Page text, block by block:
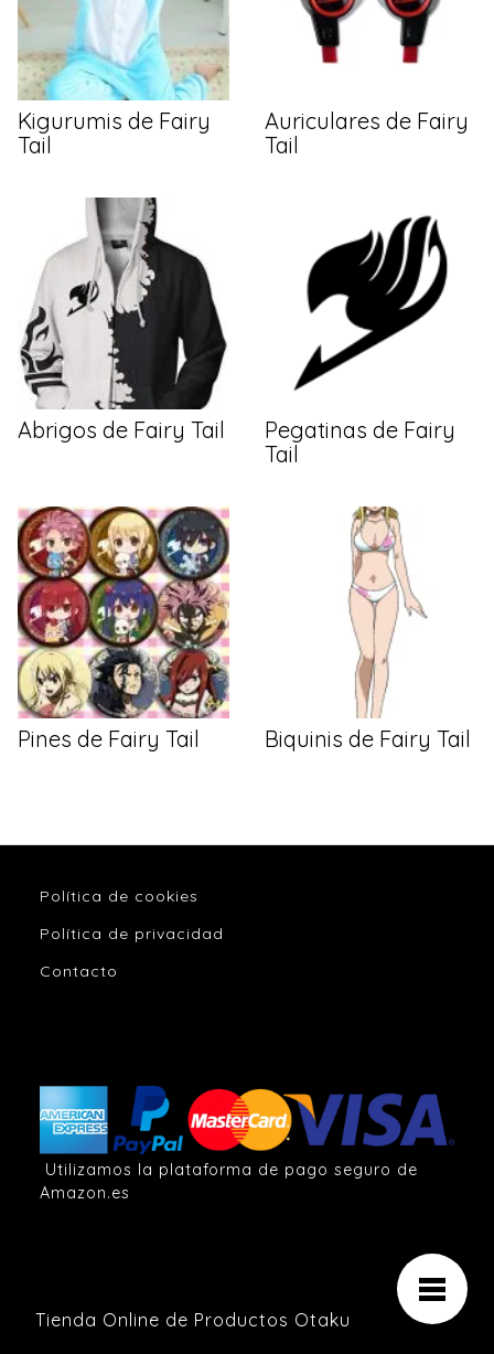
Kigurumis de Fairy
Tail
Auriculares de Fairy
Tail
Abrigos de Fairy Tail
Pegatinas de Fairy
Tail
Pines de Fairy Tail Biquinis de Fairy Tail
Política de cookies
Política de privacidad
Contacto
Utilizamos la plataforma de pago seguro de
Amazon.es
Tienda Online de Productos Otaku